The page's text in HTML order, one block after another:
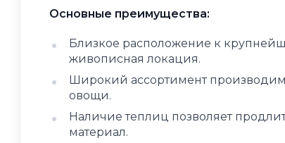
Основные преимущества:
Близкое расположение к
живописная локация.
Широкий ассортимент
овощи.
Наличие теплиц позволяет
материал.